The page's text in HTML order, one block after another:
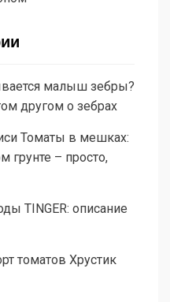
малыш зебры?
другом о зебрах
Томаты в мешках:
грунте – просто,
TINGER: описание
томатов Хрустик